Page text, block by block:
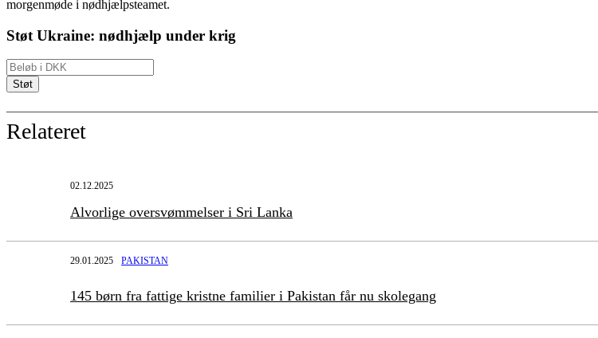
morgenmøde i nødhjælpsteamet.
Støt Ukraine: nødhjælp under krig
Relateret
02.12.2025
Alvorlige oversvømmelser i Sri Lanka
29.01.2025 PAKISTAN
145 børn fra fattige kristne familier i Pakistan får nu skolegang